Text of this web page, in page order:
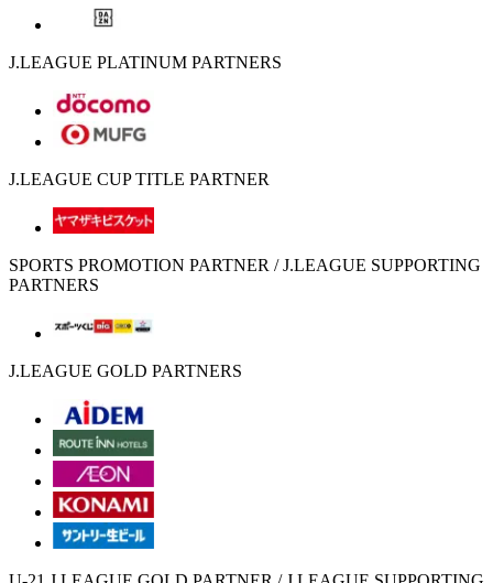
J.LEAGUE PLATINUM PARTNERS
J.LEAGUE CUP TITLE PARTNER
SPORTS PROMOTION PARTNER / J.LEAGUE SUPPORTING
PARTNERS
J.LEAGUE GOLD PARTNERS